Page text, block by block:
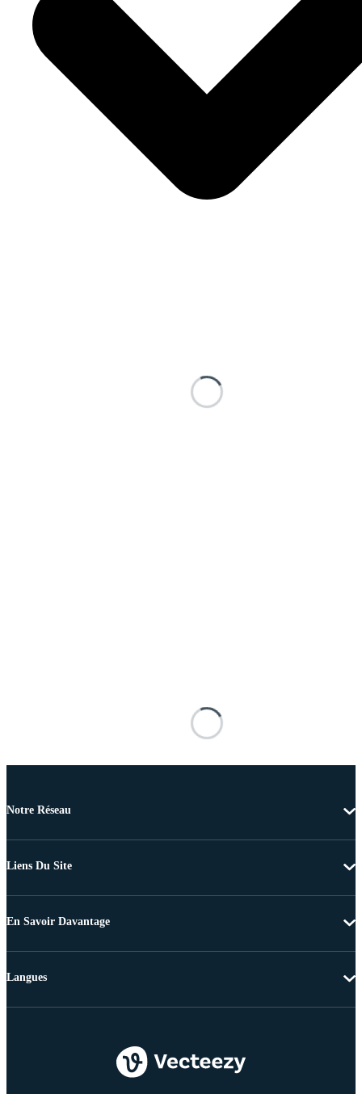
Notre Réseau
Liens Du Site
En Savoir Davantage
Langues